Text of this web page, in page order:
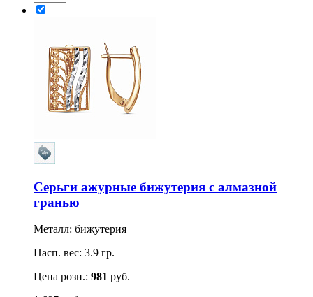
Серьги ажурные бижутерия с алмазной
гранью
Металл: бижутерия
Пасп. вес: 3.9 гр.
Цена розн.: 981 руб.